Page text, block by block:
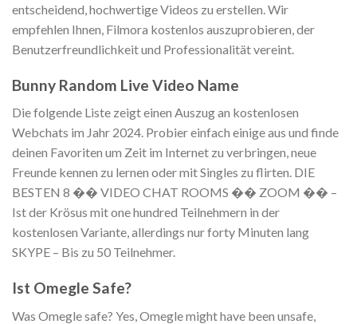
entscheidend, hochwertige Videos zu erstellen. Wir
empfehlen Ihnen, Filmora kostenlos auszuprobieren, der
Benutzerfreundlichkeit und Professionalität vereint.
Bunny Random Live Video Name
Die folgende Liste zeigt einen Auszug an kostenlosen
Webchats im Jahr 2024. Probier einfach einige aus und finde
deinen Favoriten um Zeit im Internet zu verbringen, neue
Freunde kennen zu lernen oder mit Singles zu flirten. DIE
BESTEN 8 �� VIDEO CHAT ROOMS �� ZOOM �� –
Ist der Krösus mit one hundred Teilnehmern in der
kostenlosen Variante, allerdings nur forty Minuten lang
SKYPE – Bis zu 50 Teilnehmer.
Ist Omegle Safe?
Was Omegle safe? Yes, Omegle might have been unsafe,